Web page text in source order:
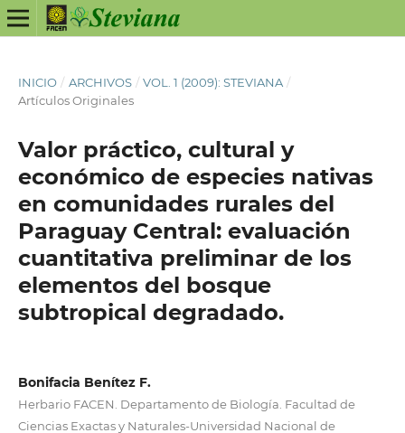
INICIO / ARCHIVOS / VOL. 1 (2009): STEVIANA /
Artículos Originales
Valor práctico, cultural y
económico de especies nativas
en comunidades rurales del
Paraguay Central: evaluación
cuantitativa preliminar de los
elementos del bosque
subtropical degradado.
Bonifacia Benítez F.
Herbario FACEN. Departamento de Biología. Facultad de
Ciencias Exactas y Naturales-Universidad Nacional de